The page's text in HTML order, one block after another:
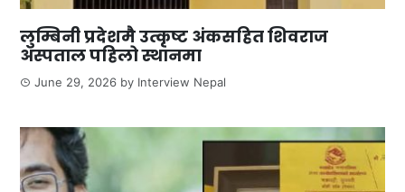
लुम्बिनी प्रदेशमै उत्कृष्ट अंकसहित शिवराज
अस्पताल पहिलो स्थानमा
June 29, 2026 by Interview Nepal